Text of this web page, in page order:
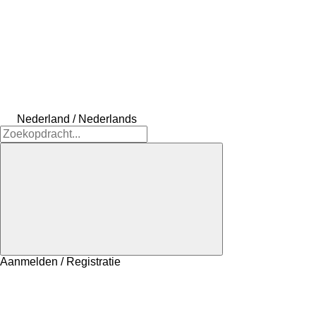
Nederland / Nederlands
Aanmelden / Registratie